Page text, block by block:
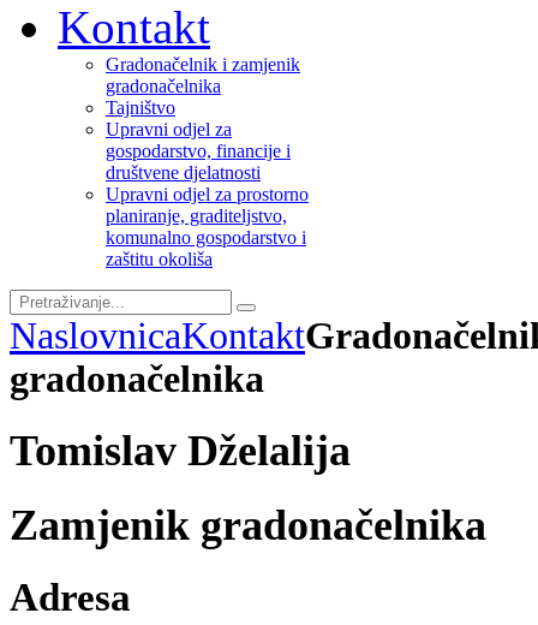
Kontakt
Gradonačelnik i zamjenik
gradonačelnika
Tajništvo
Upravni odjel za
gospodarstvo, financije i
društvene djelatnosti
Upravni odjel za prostorno
planiranje, graditeljstvo,
komunalno gospodarstvo i
zaštitu okoliša
NaslovnicaKontakt
gradonačelnika
Tomislav Dželalija
Zamjenik gradonačelnika
Adresa